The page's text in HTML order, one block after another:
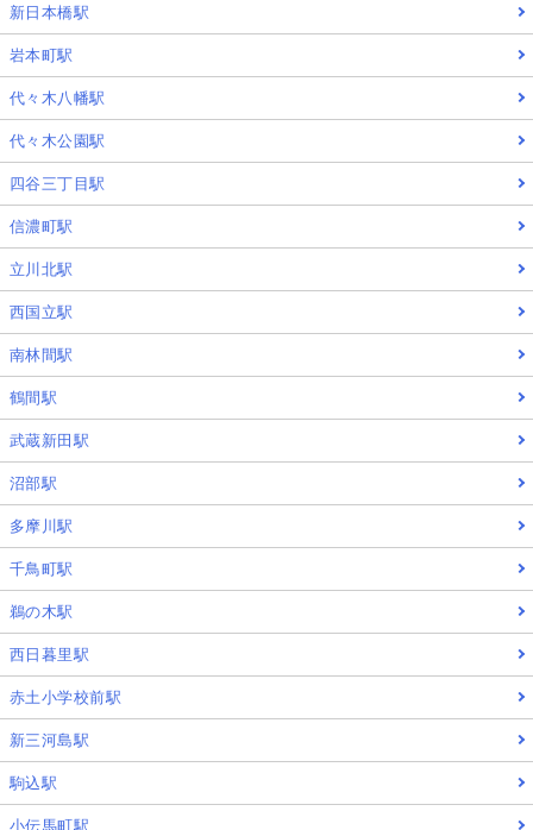
新日本橋駅
岩本町駅
代々木八幡駅
代々木公園駅
四谷三丁目駅
信濃町駅
立川北駅
西国立駅
南林間駅
鶴間駅
武蔵新田駅
沼部駅
多摩川駅
千鳥町駅
鵜の木駅
西日暮里駅
赤土小学校前駅
新三河島駅
駒込駅
小伝馬町駅